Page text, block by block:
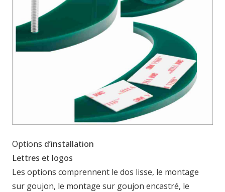
Options d’installation
Lettres et logos
Les options comprennent le dos lisse, le montage
sur goujon, le montage sur goujon encastré, le